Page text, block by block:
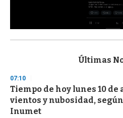
s
d
s
o
f
3
Últimas
07:10
Tiempo de hoy lunes 10
vientos y nubosidad,
Inumet